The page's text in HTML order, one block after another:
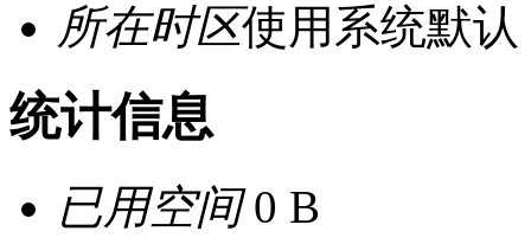
所在时区使用系统默认
统计信息
已用空间0 B